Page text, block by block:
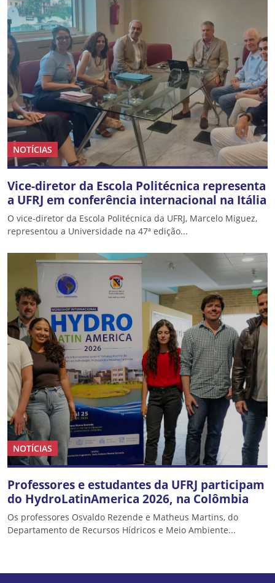
NOTÍCIAS
Vice-diretor da Escola Politécnica representa
a UFRJ em conferência internacional na Itália
O vice-diretor da Escola Politécnica da UFRJ, Marcelo Miguez,
representou a Universidade na 47ª edição...
NOTÍCIAS
Professores e estudantes da UFRJ participam
do HydroLatinAmerica 2026, na Colômbia
Os professores Osvaldo Rezende e Matheus Martins, do
Departamento de Recursos Hídricos e Meio Ambiente...